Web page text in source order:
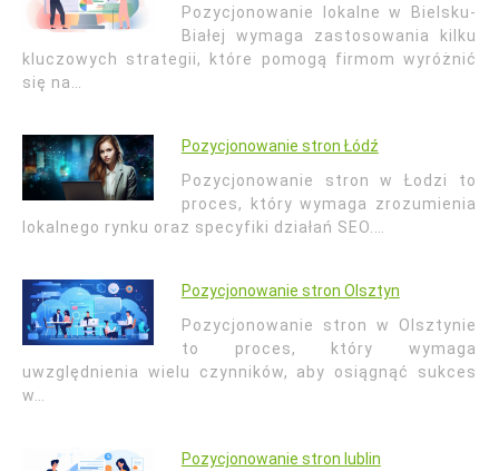
Pozycjonowanie lokalne w Bielsku-
Białej wymaga zastosowania kilku
kluczowych strategii, które pomogą firmom wyróżnić
się na…
Pozycjonowanie stron Łódź
Pozycjonowanie stron w Łodzi to
proces, który wymaga zrozumienia
lokalnego rynku oraz specyfiki działań SEO.…
Pozycjonowanie stron Olsztyn
Pozycjonowanie stron w Olsztynie
to proces, który wymaga
uwzględnienia wielu czynników, aby osiągnąć sukces
w…
Pozycjonowanie stron lublin